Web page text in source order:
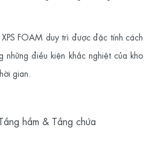
FOAM duy trì được đặc tính cách
những điều kiện khắc nghiệt của kho
gian.
hầm & Tầng chứa